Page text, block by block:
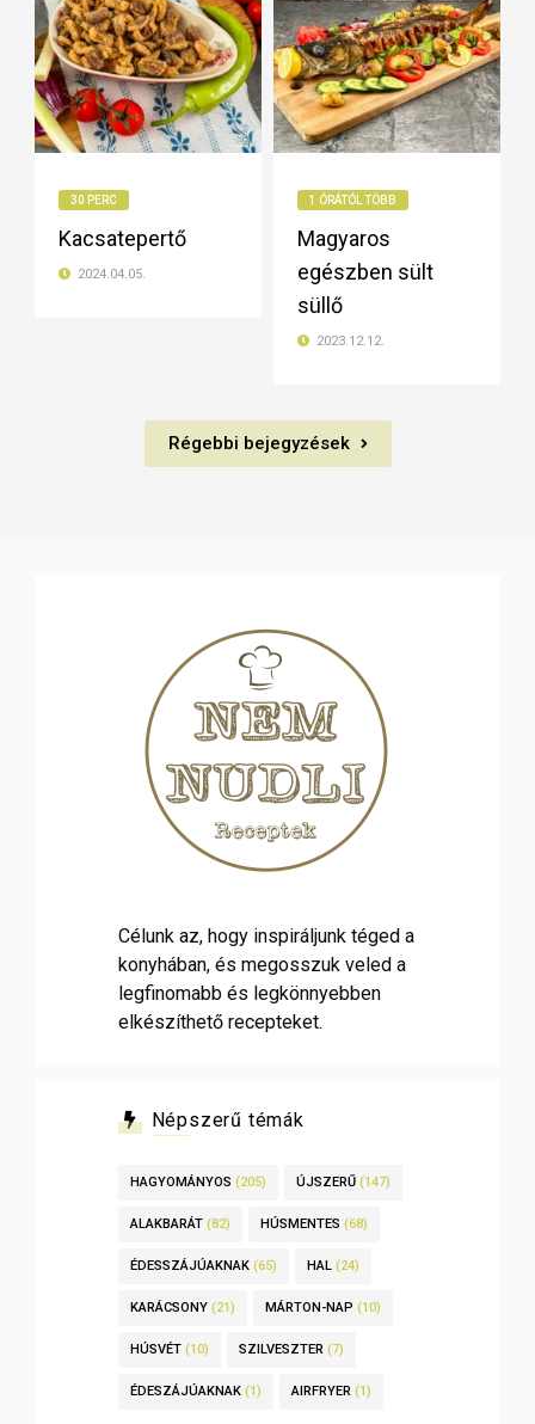
30 PERC
Kacsatepertő
2024.04.05.
1 ÓRÁTÓL TÖBB
Magyaros
egészben sült
süllő
2023.12.12.
Régebbi bejegyzések
Célunk az, hogy inspiráljunk téged a
konyhában, és megosszuk veled a
legfinomabb és legkönnyebben
elkészíthető recepteket.
Népszerű témák
HAGYOMÁNYOS (205) ÚJSZERŰ (147)
ALAKBARÁT (82) HÚSMENTES (68)
ÉDESSZÁJÚAKNAK (65) HAL (24)
KARÁCSONY (21) MÁRTON-NAP (10)
HÚSVÉT (10) SZILVESZTER (7)
ÉDESZÁJÚAKNAK (1) AIRFRYER (1)